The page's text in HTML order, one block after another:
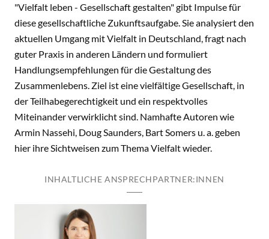
"Vielfalt leben - Gesellschaft gestalten" gibt Impulse für
diese gesellschaftliche Zukunfts­aufgabe. Sie analysiert den
aktuellen Umgang mit Vielfalt in Deutschland, fragt nach
guter Praxis in anderen Ländern und formuliert
Handlungsempfehlungen für die Gestaltung des
Zusammenlebens. Ziel ist eine vielfältige Gesellschaft, in
der Teilhabegerechtigkeit und ein respektvolles
Miteinander verwirklicht sind. Namhafte Autoren wie
Armin Nassehi, Doug Saunders, Bart Somers u. a. geben
hier ihre Sichtweisen zum Thema Vielfalt wieder.
INHALTLICHE ANSPRECHPARTNER:INNEN